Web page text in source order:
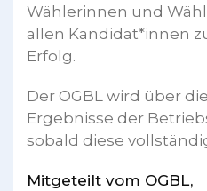
Wählerinnen und
allen Kandidat*innen
Erfolg.
Der OGBL wird über
Ergebnisse der
sobald diese
Mitgeteilt vom OGBL,